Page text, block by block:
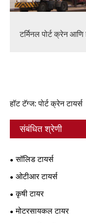
टर्मिनल पोर्ट क्रेन
हॉट टॅग्ज: पोर्ट क्रेन टायर्स
संबंधित श्रेणी
सॉलिड टायर्स
ओटीआर टायर्स
कृषी टायर
मोटरसायकल टायर